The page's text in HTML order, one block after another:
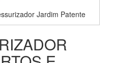
Jardim Patente